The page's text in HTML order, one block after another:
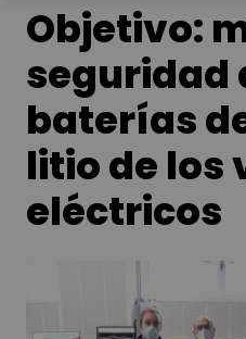
Objetivo:
seguridad
baterías
litio de los
eléctricos